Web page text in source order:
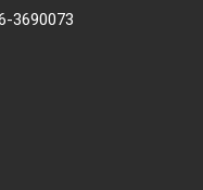
3690073